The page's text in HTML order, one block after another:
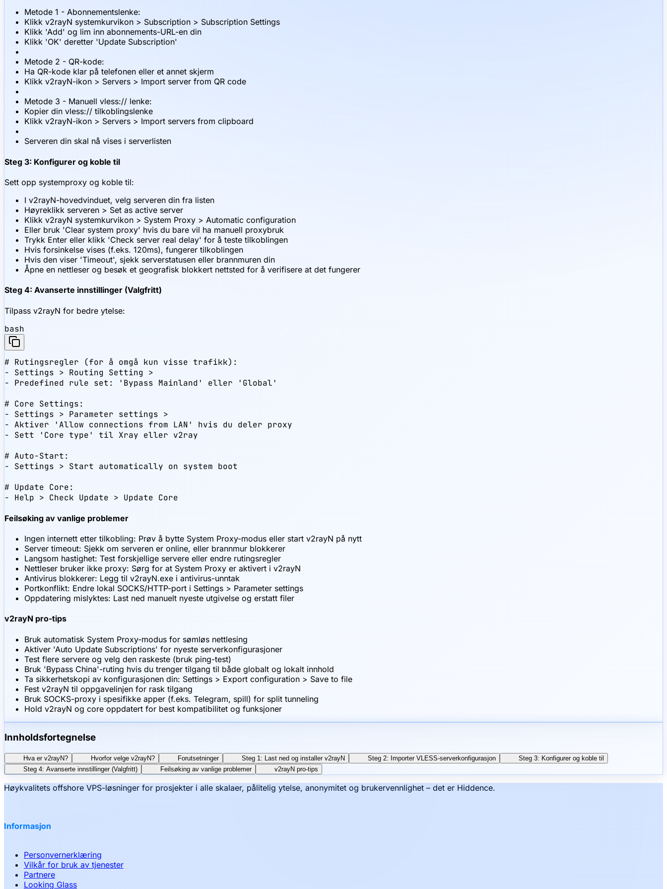
Metode 1 - Abonnementslenke:
Klikk v2rayN systemkurvikon > Subscription > Subscription Settings
Klikk 'Add' og lim inn abonnements-URL-en din
Klikk 'OK' deretter 'Update Subscription'
Metode 2 - QR-kode:
Ha QR-kode klar på telefonen eller et annet skjerm
Klikk v2rayN-ikon > Servers > Import server from QR code
Metode 3 - Manuell vless:// lenke:
Kopier din vless:// tilkoblingslenke
Klikk v2rayN-ikon > Servers > Import servers from clipboard
Serveren din skal nå vises i serverlisten
Steg 3: Konfigurer og koble til
Sett opp systemproxy og koble til:
I v2rayN-hovedvinduet, velg serveren din fra listen
Høyreklikk serveren > Set as active server
Klikk v2rayN systemkurvikon > System Proxy > Automatic configuration
Eller bruk 'Clear system proxy' hvis du bare vil ha manuell proxybruk
Trykk Enter eller klikk 'Check server real delay' for å teste tilkoblingen
Hvis forsinkelse vises (f.eks. 120ms), fungerer tilkoblingen
Hvis den viser 'Timeout', sjekk serverstatusen eller brannmuren din
Åpne en nettleser og besøk et geografisk blokkert nettsted for å verifisere at det fungerer
Steg 4: Avanserte innstillinger (Valgfritt)
Tilpass v2rayN for bedre ytelse:
bash
# Rutingsregler (for å omgå kun visse trafikk):
- Settings > Routing Setting >
- Predefined rule set: 'Bypass Mainland' eller 'Global'
# Core Settings:
- Settings > Parameter settings >
- Aktiver 'Allow connections from LAN' hvis du deler proxy
- Sett 'Core type' til Xray eller v2ray
# Auto-Start:
- Settings > Start automatically on system boot
# Update Core:
- Help > Check Update > Update Core
Feilsøking av vanlige problemer
Ingen internett etter tilkobling: Prøv å bytte System Proxy-modus eller start v2rayN på nytt
Server timeout: Sjekk om serveren er online, eller brannmur blokkerer
Langsom hastighet: Test forskjellige servere eller endre rutingsregler
Nettleser bruker ikke proxy: Sørg for at System Proxy er aktivert i v2rayN
Antivirus blokkerer: Legg til v2rayN.exe i antivirus-unntak
Portkonflikt: Endre lokal SOCKS/HTTP-port i Settings > Parameter settings
Oppdatering mislyktes: Last ned manuelt nyeste utgivelse og erstatt filer
v2rayN pro-tips
Bruk automatisk System Proxy-modus for sømløs nettlesing
Aktiver 'Auto Update Subscriptions' for nyeste serverkonfigurasjoner
Test flere servere og velg den raskeste (bruk ping-test)
Bruk 'Bypass China'-ruting hvis du trenger tilgang til både globalt og lokalt innhold
Ta sikkerhetskopi av konfigurasjonen din: Settings > Export configuration > Save to file
Fest v2rayN til oppgavelinjen for rask tilgang
Bruk SOCKS-proxy i spesifikke apper (f.eks. Telegram, spill) for split tunneling
Hold v2rayN og core oppdatert for best kompatibilitet og funksjoner
Innholdsfortegnelse
Hva er v2rayN? Hvorfor velge v2rayN? Forutsetninger Steg 1: Last ned og installer v2rayN Steg 2: Importer VLESS-serverkonfigurasjon
Steg 3: Konfigurer og koble til
Steg 4: Avanserte innstillinger (Valgfritt)
Feilsøking av vanlige problemer v2rayN pro-tips
Høykvalitets offshore VPS-løsninger for prosjekter i alle skalaer, pålitelig ytelse, anonymitet og brukervennlighet – det er Hiddence.
Informasjon
Personvernerklæring
Vilkår for bruk av tjenester
Partnere
Looking Glass